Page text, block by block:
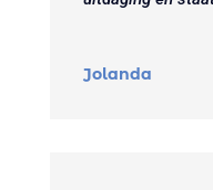
Jolanda